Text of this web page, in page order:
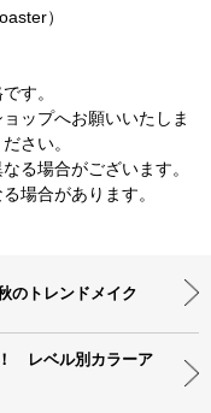
）
す。
ップへお願いいたしま
さい。
る場合がございます。
場合があります。
のトレンドメイク
レベル別カラーア